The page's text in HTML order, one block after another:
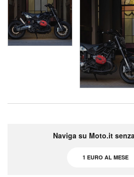
Naviga su Moto.it
1 EURO AL MESE